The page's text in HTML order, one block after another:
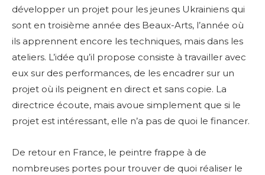
développer un projet pour les jeunes Ukrainiens qui
sont en troisième année des Beaux-Arts, l’année où
ils apprennent encore les techniques, mais dans les
ateliers. L’idée qu’il propose consiste à travailler avec
eux sur des performances, de les encadrer sur un
projet où ils peignent en direct et sans copie. La
directrice écoute, mais avoue simplement que si le
projet est intéressant, elle n’a pas de quoi le financer.
De retour en France, le peintre frappe à de
nombreuses portes pour trouver de quoi réaliser le